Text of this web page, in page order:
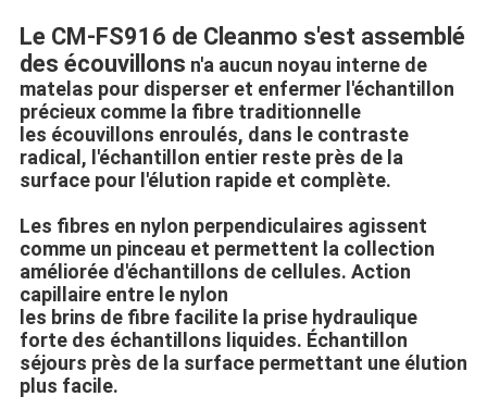
Le CM-FS916 de Cleanmo s'est assemblé
des écouvillons n'a aucun noyau interne de
matelas pour disperser et enfermer l'échantillon
précieux comme la fibre traditionnelle
les écouvillons enroulés, dans le contraste
radical, l'échantillon entier reste près de la
surface pour l'élution rapide et complète.
Les fibres en nylon perpendiculaires agissent
comme un pinceau et permettent la collection
améliorée d'échantillons de cellules. Action
capillaire entre le nylon
les brins de fibre facilite la prise hydraulique
forte des échantillons liquides. Échantillon
séjours près de la surface permettant une élution
plus facile.